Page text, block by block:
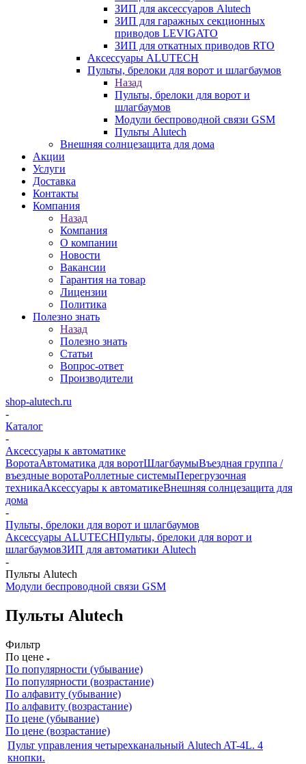
ЗИП для аксессуаров Alutech
ЗИП для гаражных секционных
приводов LEVIGATO
ЗИП для откатных приводов RTO
Аксессуары ALUTECH
Пульты, брелоки для ворот и шлагбаумов
Назад
Пульты, брелоки для ворот и
шлагбаумов
Модули беспроводной связи GSM
Пульты Alutech
Внешняя солнцезащита для дома
Акции
Услуги
Доставка
Контакты
Компания
Назад
Компания
О компании
Новости
Вакансии
Гарантия на товар
Лицензии
Политика
Полезно знать
Назад
Полезно знать
Статьи
Вопрос-ответ
Производители
shop-alutech.ru
-
Каталог
-
Аксессуары к автоматике
ВоротаАвтоматика для воротШлагбаумыВъездная группа /
въездные воротаРоллетные системыПерегрузочная
техникаАксессуары к автоматикеВнешняя солнцезащита для
дома
-
Пульты, брелоки для ворот и шлагбаумов
Аксессуары ALUTECHПульты, брелоки для ворот и
шлагбаумовЗИП для автоматики Alutech
-
Пульты Alutech
Модули беспроводной связи GSM
Пульты Alutech
Фильтр
По цене
По популярности (убывание)
По популярности (возрастание)
По алфавиту (убывание)
По алфавиту (возрастание)
По цене (убывание)
По цене (возрастание)
Пульт управления четырехканальный Alutech AT-4L. 4
кнопки.